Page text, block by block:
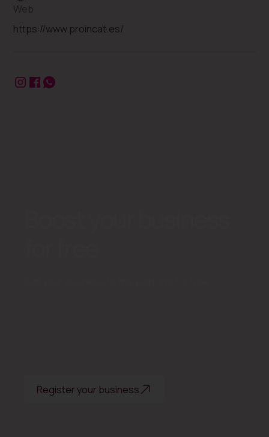
Web
https://www.proincat.es/
Register your business